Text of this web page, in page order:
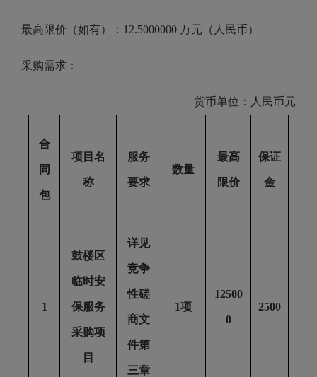
最高限价（如有）： 12.5000000 万元（人民币）
采购需求：
货币单位：人民币元
合
同
包
项目名
称
服务
要求
数量
最高
限价
保证
金
1
鼓楼区
临时安
保服务
采购项
目
详见
竞争
性磋
商文
件第
三章
1项
12500
0
2500